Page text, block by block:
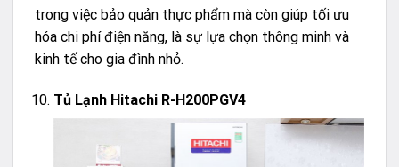
trong việc bảo quản thực phẩm mà còn giúp tối ưu
hóa chi phí điện năng, là sự lựa chọn thông minh và
kinh tế cho gia đình nhỏ.
Tủ Lạnh Hitachi R-H200PGV4